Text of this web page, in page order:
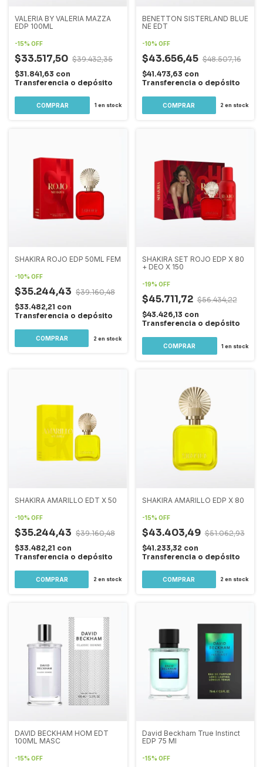
VALERIA BY VALERIA MAZZA
EDP 100ML
-15% OFF
$33.517,50 $39.432,35
$31.841,63 con
Transferencia o depósito
1 en stock
BENETTON SISTERLAND BLUE
NE EDT
-10% OFF
$43.656,45 $48.507,16
$41.473,63 con
Transferencia o depósito
2 en stock
SHAKIRA ROJO EDP 50ML FEM
-10% OFF
$35.244,43 $39.160,48
$33.482,21 con
Transferencia o depósito
2 en stock
SHAKIRA SET ROJO EDP X 80
+ DEO X 150
-19% OFF
$45.711,72 $56.434,22
$43.426,13 con
Transferencia o depósito
1 en stock
SHAKIRA AMARILLO EDT X 50
-10% OFF
$35.244,43 $39.160,48
$33.482,21 con
Transferencia o depósito
2 en stock
SHAKIRA AMARILLO EDP X 80
-15% OFF
$43.403,49 $51.062,93
$41.233,32 con
Transferencia o depósito
2 en stock
DAVID BECKHAM HOM EDT
100ML MASC
-15% OFF
David Beckham True Instinct
EDP 75 Ml
-15% OFF